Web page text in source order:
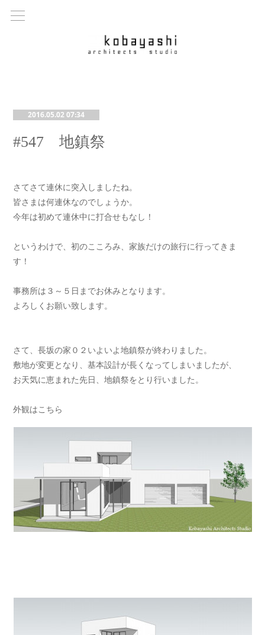
2016.05.02 07:34
#547 地鎮祭
さてさて連休に突入しましたね。
皆さまは何連休なのでしょうか。
今年は初めて連休中に打合せもなし！
というわけで、初のこころみ、家族だけの旅行に行ってきま
す！
事務所は３～５日までお休みとなります。
よろしくお願い致します。
さて、長坂の家０２いよいよ地鎮祭が終わりました。
敷地が変更となり、基本設計が長くなってしまいましたが、
お天気に恵まれた先日、地鎮祭をとり行いました。
外観はこちら